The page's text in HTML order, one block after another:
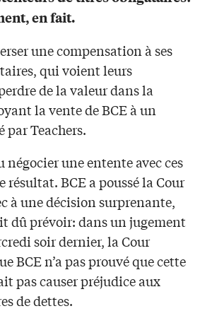
en fait.
une compensation à ses
qui voient leurs
de la valeur dans la
la vente de BCE à un
Teachers.
négocier une entente avec ces
résultat. BCE a poussé la Cour
à une décision surprenante,
dû prévoir: dans un jugement
soir dernier, la Cour
BCE n’a pas prouvé que cette
pas causer préjudice aux
de dettes.